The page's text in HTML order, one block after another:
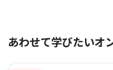
あわせて学びたいオ